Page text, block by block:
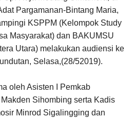
Pargamanan-Bintang Maria,
KSPPM (Kelompok Study
Masyarakat) dan BAKUMSU
Utara) melakukan audiensi ke
Selasa,(28/52019).
oleh Asisten I Pemkab
Sihombing serta Kadis
Minrod Sigalingging dan